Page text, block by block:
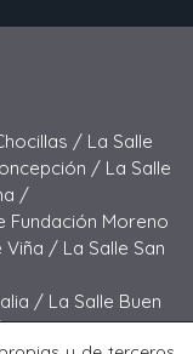
/ La Salle
/ La Salle
/
Fundación Moreno
Viña / La Salle San
/ La Salle Buen
La Salle San José